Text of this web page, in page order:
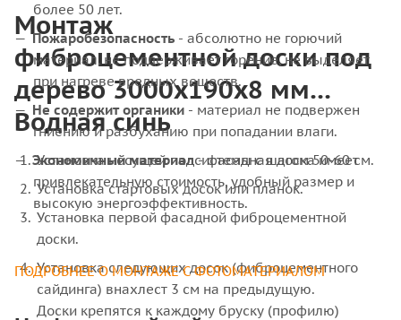
более 50 лет.
Пожаробезопасность - абсолютно не горючий
материал, не поддерживает горение, не выделяет
при нагреве вредных веществ.
Не содержит органики - материал не подвержен
гниению и разбуханию при попадании влаги.
Экономичный материал- фасадная доска имеет
привлекательную стоимость, удобный размер и
высокую энергоэффективность.
Монтаж
фиброцементной доски под
дерево 3000x190x8 мм
Водная синь
Установка несущей подсистемы с шагом 50-60 см.
Установка стартовых досок или планок.
Установка первой фасадной фиброцементной
доски.
Установка следующих досок (фиброцементного
сайдинга) внахлест 3 см на предыдущую.
Доски крепятся к каждому бруску (профилю)
ПОДРОБНЕЕ О МОНТАЖЕ С ФОТОМАТЕРИАЛОМ